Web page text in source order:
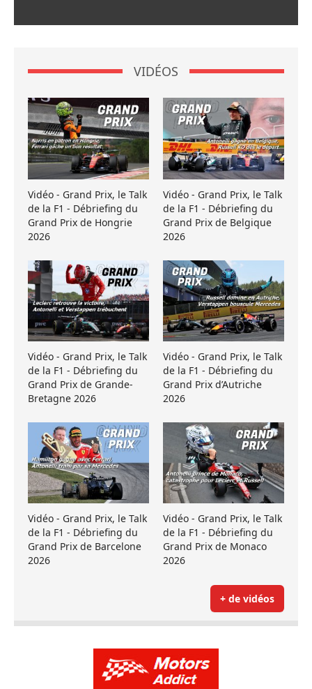
VIDÉOS
Vidéo - Grand Prix, le Talk
de la F1 - Débriefing du
Grand Prix de Hongrie
2026
Vidéo - Grand Prix, le Talk
de la F1 - Débriefing du
Grand Prix de Belgique
2026
Vidéo - Grand Prix, le Talk
de la F1 - Débriefing du
Grand Prix de Grande-
Bretagne 2026
Vidéo - Grand Prix, le Talk
de la F1 - Débriefing du
Grand Prix d’Autriche
2026
Vidéo - Grand Prix, le Talk
de la F1 - Débriefing du
Grand Prix de Barcelone
2026
Vidéo - Grand Prix, le Talk
de la F1 - Débriefing du
Grand Prix de Monaco
2026
+ de vidéos